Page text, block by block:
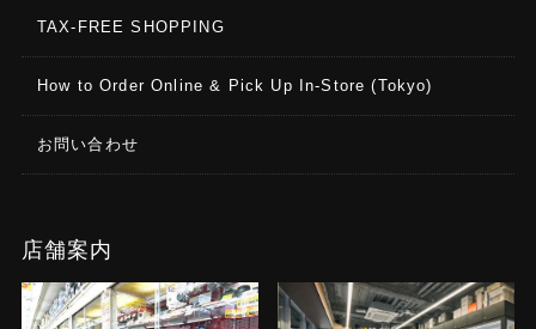
TAX-FREE SHOPPING
How to Order Online & Pick Up In-Store (Tokyo)
お問い合わせ
店舗案内